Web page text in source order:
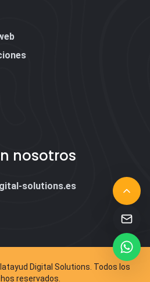
nosotros
solutions.es
Digital Solutions. Todos los
reservados.